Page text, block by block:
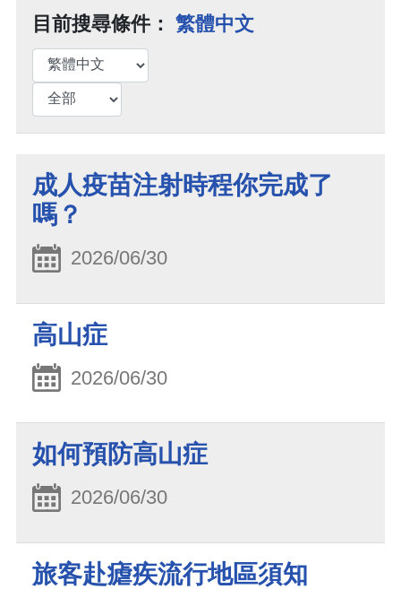
目前搜尋條件： 繁體中文
成人疫苗注射時程你完成了
嗎？
2026/06/30
高山症
2026/06/30
如何預防高山症
2026/06/30
旅客赴瘧疾流行地區須知